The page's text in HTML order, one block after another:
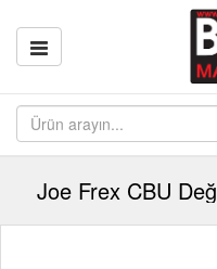
Joe Frex CBU